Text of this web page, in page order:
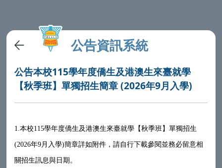
公告資訊系統
公告本校115學年度僑生及港澳生來臺就學
【秋季班】單獨招生簡章 (2026年9月入學)
1.本校115學年度僑生及港澳生來臺就學【秋季班】單獨招生
(2026年9月入學)簡章詳如附件，請自行下載參閱並務必留意相
關招生訊息與日期。